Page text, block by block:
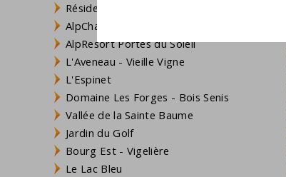
Résidence Château de Salles
AlpChalets Portes du Soleil
AlpResort Portes du Soleil
L'Aveneau - Vieille Vigne
L'Espinet
Domaine Les Forges - Bois Senis
Vallée de la Sainte Baume
Jardin du Golf
Bourg Est - Vigelière
Le Lac Bleu